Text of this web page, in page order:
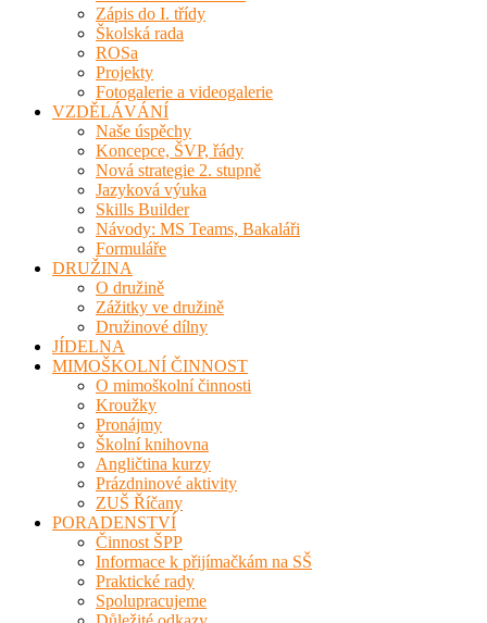
Zápis do I. třídy
Školská rada
ROSa
Projekty
Fotogalerie a videogalerie
VZDĚLÁVÁNÍ
Naše úspěchy
Koncepce, ŠVP, řády
Nová strategie 2. stupně
Jazyková výuka
Skills Builder
Návody: MS Teams, Bakaláři
Formuláře
DRUŽINA
O družině
Zážitky ve družině
Družinové dílny
JÍDELNA
MIMOŠKOLNÍ ČINNOST
O mimoškolní činnosti
Kroužky
Pronájmy
Školní knihovna
Angličtina kurzy
Prázdninové aktivity
ZUŠ Říčany
PORADENSTVÍ
Činnost ŠPP
Informace k přijímačkám na SŠ
Praktické rady
Spolupracujeme